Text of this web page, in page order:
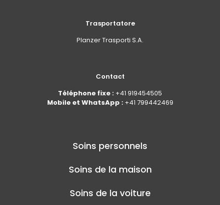
Trasportatore
Planzer Trasporti S.A.
Contact
Téléphone fixe : +41 919454505
Mobile et WhatsApp : +41 799442469
Soins personnels
Soins de la maison
Soins de la voiture